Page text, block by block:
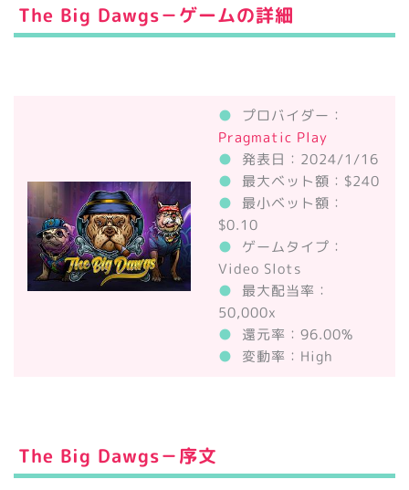
The Big Dawgs－ゲームの詳細
●
プロバイダー：
Pragmatic Play
●
発表日：2024/1/16
●
最大ベット額：$240
●
最小ベット額：
$0.10
●
ゲームタイプ：
Video Slots
●
最大配当率：
50,000x
●
還元率：96.00%
●
変動率：High
The Big Dawgs－序文